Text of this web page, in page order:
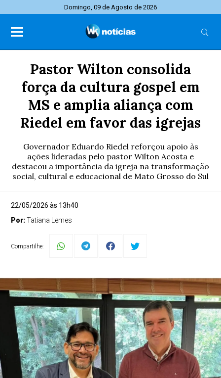
Domingo, 09 de Agosto de 2026
Pastor Wilton consolida
força da cultura gospel em
MS e amplia aliança com
Riedel em favor das igrejas
Governador Eduardo Riedel reforçou apoio às
ações lideradas pelo pastor Wilton Acosta e
destacou a importância da igreja na transformação
social, cultural e educacional de Mato Grosso do Sul
22/05/2026 às 13h40
Por:Tatiana Lemes
Compartilhe: